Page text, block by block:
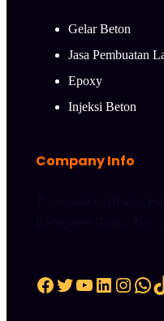
Gelar Beton
Jasa Pembuatan
Epoxy
Injeksi Beton
Company Info
Facebook Twitter YouTube LinkedIn Instagram WhatsApp TikTok